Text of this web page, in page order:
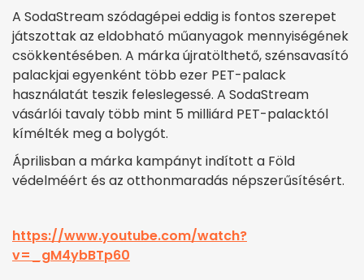
A SodaStream szódagépei eddig is fontos szerepet
játszottak az eldobható műanyagok mennyiségének
csökkentésében. A márka újratölthető, szénsavasító
palackjai egyenként több ezer PET-palack
használatát teszik feleslegessé. A SodaStream
vásárlói tavaly több mint 5 milliárd PET-palacktól
kímélték meg a bolygót.
Áprilisban a márka kampányt indított a Föld
védelméért és az otthonmaradás népszerűsítésért.
https://www.youtube.com/watch?
v=_gM4ybBTp60